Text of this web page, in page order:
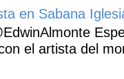
en Sabana
el artista del